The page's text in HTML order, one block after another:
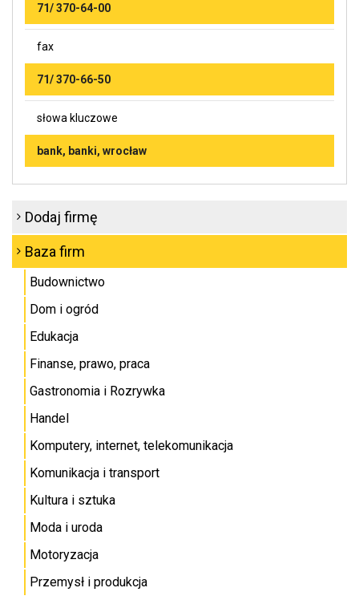
71/ 370-64-00
fax
71/ 370-66-50
słowa kluczowe
bank, banki, wrocław
Dodaj firmę
Baza firm
Budownictwo
Dom i ogród
Edukacja
Finanse, prawo, praca
Gastronomia i Rozrywka
Handel
Komputery, internet, telekomunikacja
Komunikacja i transport
Kultura i sztuka
Moda i uroda
Motoryzacja
Przemysł i produkcja